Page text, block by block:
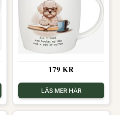
179 KR
LÄS MER HÄR